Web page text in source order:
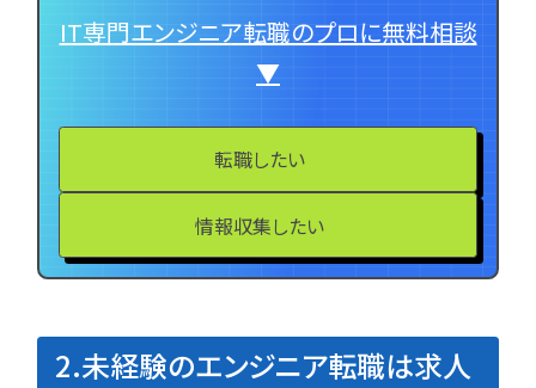
IT専門エンジニア転職のプロに無料相談
▼
転職したい
情報収集したい
2.未経験のエンジニア転職は求人